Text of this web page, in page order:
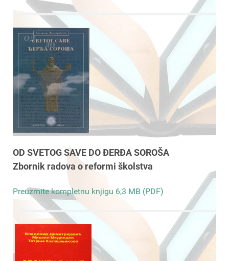
OD SVETOG SAVE DO ĐERĐA SOROŠA
Zbornik radova o reformi školstva
Preuzmite kompletnu knjigu 6,3 MB (PDF)